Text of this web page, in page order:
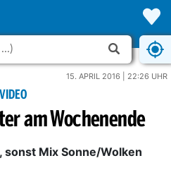
15. APRIL 2016 | 22:26 UHR
VIDEO
am Wochenende
Mix Sonne/Wolken